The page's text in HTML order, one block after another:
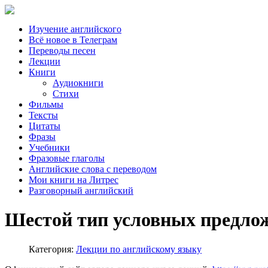
Изучение английского
Всё новое в Телеграм
Переводы песен
Лекции
Книги
Аудиокниги
Стихи
Фильмы
Тексты
Цитаты
Фразы
Учебники
Фразовые глаголы
Английские слова с переводом
Мои книги на Литрес
Разговорный английский
Шестой тип условных
Категория: Лекции по английскому языку